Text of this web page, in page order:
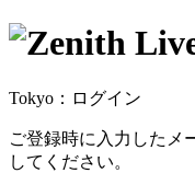
Tokyo：ログイン
ご登録時に入力したメ
してください。